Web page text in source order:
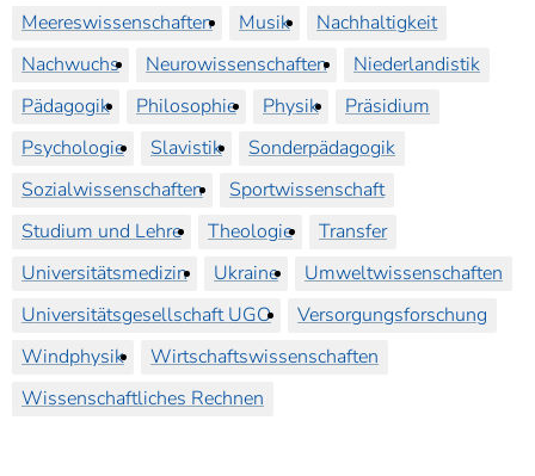
Meereswissenschaften
Musik
Nachhaltigkeit
Nachwuchs
Neurowissenschaften
Niederlandistik
Pädagogik
Philosophie Physik
Präsidium
Psychologie
Slavistik
Sonderpädagogik
Sozialwissenschaften
Sportwissenschaft
Studium und Lehre
Theologie
Transfer
Universitätsmedizin
Ukraine
Umweltwissenschaften
Universitätsgesellschaft UGO
Versorgungsforschung
Windphysik
Wirtschaftswissenschaften
Wissenschaftliches Rechnen